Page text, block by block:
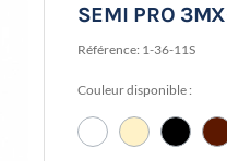
SEMI PRO
Référence: 1-36-11S
Couleur disponible :